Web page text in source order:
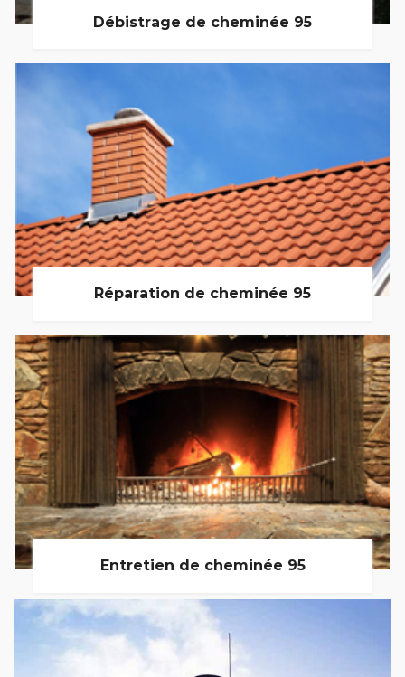
Débistrage de cheminée 95
Réparation de cheminée 95
Entretien de cheminée 95